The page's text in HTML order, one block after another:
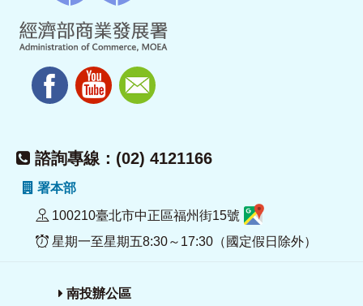
諮詢專線：(02) 4121166
署本部
100210臺北市中正區福州街15號
星期一至星期五8:30～17:30（國定假日除外）
南投辦公區